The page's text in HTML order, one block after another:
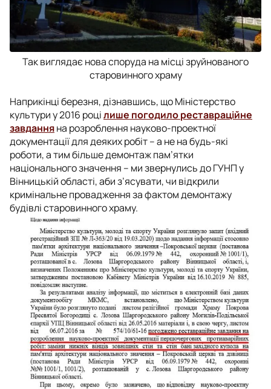
Так виглядає нова споруда на місці зруйнованого
старовинного храму
Наприкінці березня, дізнавшись, що Міністерство
культури у 2016 роцілише погодило реставраційне
завданняна розроблення науково-проектної
документації для деяких робіт – а не на будь-які
роботи, а тим більше демонтаж пам’ятки
національного значення – ми звернулись до ГУНП у
Вінницькій області, аби з’ясувати, чи відкрили
кримінальне провадження за фактом демонтажу
будівлі старовинного храму.